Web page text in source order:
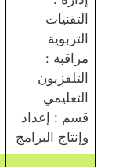
التقنيات
التربوية
مراقبة :
التلفزيون
التعليمي
قسم : إعداد
وإنتاج البرامج